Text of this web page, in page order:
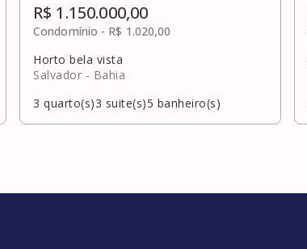
R$ 1.150.000,00
Condomínio - R$ 1.020,00
Horto bela vista
Salvador - Bahia
3 quarto(s)3 suite(s)5 banheiro(s)